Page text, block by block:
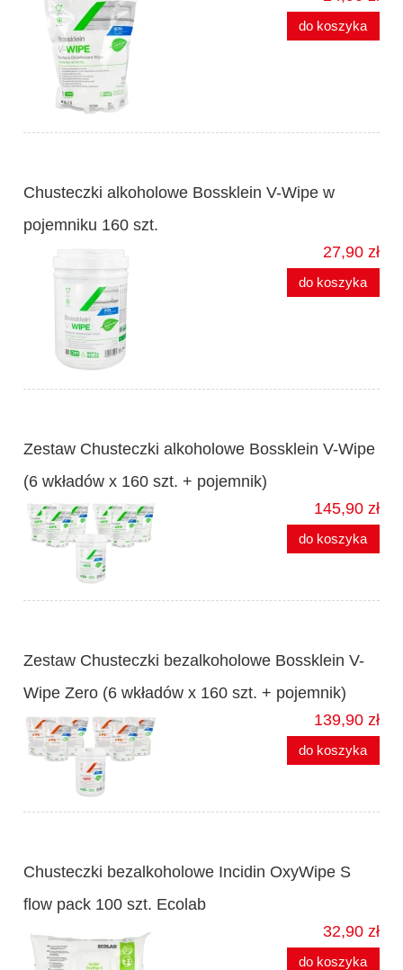
do koszyka
Chusteczki alkoholowe Bossklein V-Wipe w
pojemniku 160 szt.
27,90 zł
do koszyka
Zestaw Chusteczki alkoholowe Bossklein V-Wipe
(6 wkładów x 160 szt. + pojemnik)
145,90 zł
do koszyka
Zestaw Chusteczki bezalkoholowe Bossklein V-
Wipe Zero (6 wkładów x 160 szt. + pojemnik)
139,90 zł
do koszyka
Chusteczki bezalkoholowe Incidin OxyWipe S
flow pack 100 szt. Ecolab
32,90 zł
do koszyka